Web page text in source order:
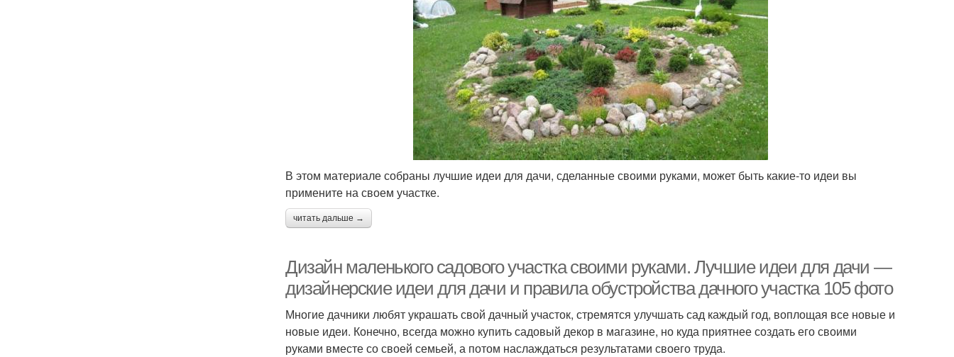
В этом материале собраны лучшие идеи для дачи, сделанные своими руками, может быть какие-то идеи вы
примените на своем участке.
читать дальше →
Дизайн маленького садового участка своими руками. Лучшие идеи для дачи —
дизайнерские идеи для дачи и правила обустройства дачного участка 105 фото
Многие дачники любят украшать свой дачный участок, стремятся улучшать сад каждый год, воплощая все новые и
новые идеи. Конечно, всегда можно купить садовый декор в магазине, но куда приятнее создать его своими
руками вместе со своей семьей, а потом наслаждаться результатами своего труда.